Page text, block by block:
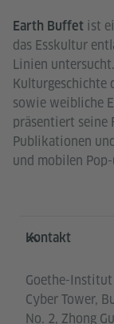
Earth Buffet ist
das Esskultur
Linien
Kulturgeschichte
sowie weibliche
präsentiert seine
Publikationen
und mobilen
Service- und
Kontakt
Goethe-Institut
Cyber Tower,
No. 2, Zhong